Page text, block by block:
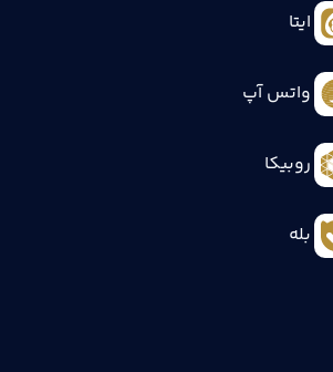
ایتا
واتس آپ
روبیکا
بله